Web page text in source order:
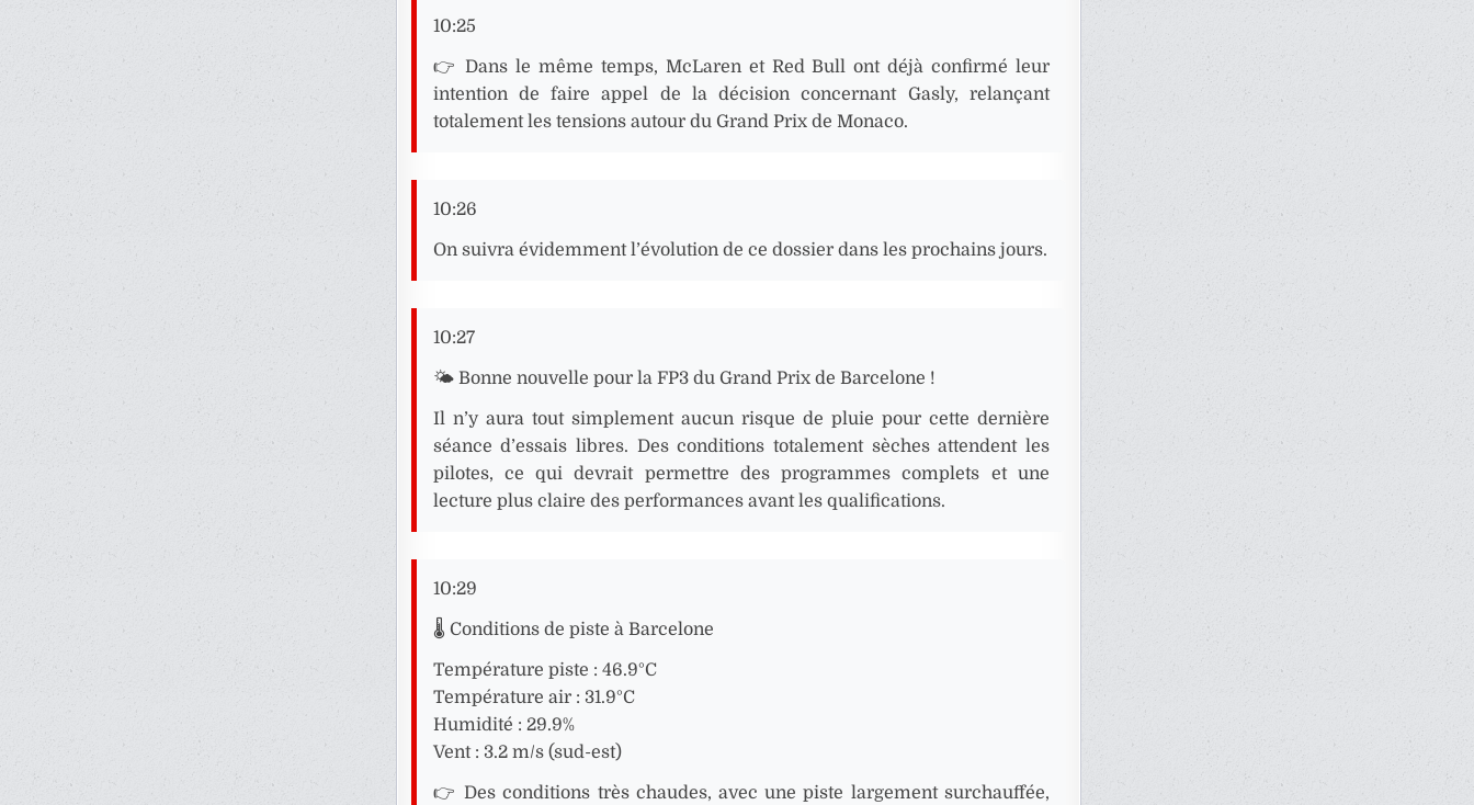
10:25
👉 Dans le même temps, McLaren et Red Bull ont déjà confirmé leur
intention de faire appel de la décision concernant Gasly, relançant
totalement les tensions autour du Grand Prix de Monaco.
10:26
On suivra évidemment l’évolution de ce dossier dans les prochains jours.
10:27
🌤️ Bonne nouvelle pour la FP3 du Grand Prix de Barcelone !
Il n’y aura tout simplement aucun risque de pluie pour cette dernière
séance d’essais libres. Des conditions totalement sèches attendent les
pilotes, ce qui devrait permettre des programmes complets et une
lecture plus claire des performances avant les qualifications.
10:29
🌡️ Conditions de piste à Barcelone
Température piste : 46.9°C
Température air : 31.9°C
Humidité : 29.9%
Vent : 3.2 m/s (sud-est)
👉 Des conditions très chaudes, avec une piste largement surchauffée,